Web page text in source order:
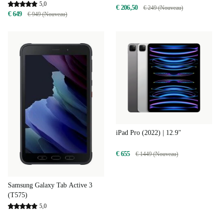
5,0
€ 649 € 949 (Nouveau)
€ 206,50 € 249 (Nouveau)
Samsung Galaxy Tab Active 3
(T575)
5,0
iPad Pro (2022) | 12.9"
€ 655 € 1449 (Nouveau)